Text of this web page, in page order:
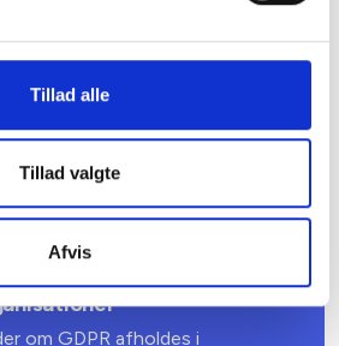
Tillad alle
Tillad valgte
Afvis
i København –
adfærdskodeks for
om GDPR afholdes i